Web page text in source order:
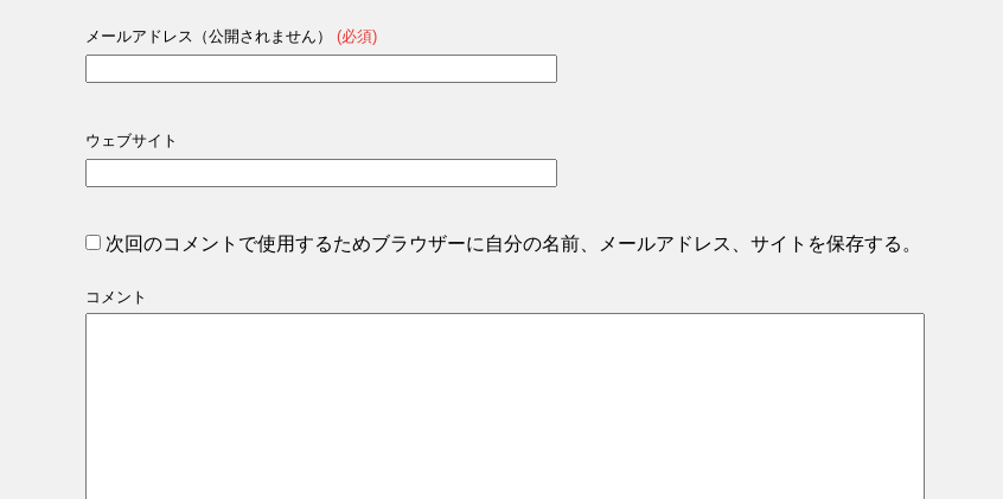
メールアドレス（公開されません） (必須)
ウェブサイト
次回のコメントで使用するためブラウザーに自分の名前、メールアドレス、サイトを保存する。
コメント